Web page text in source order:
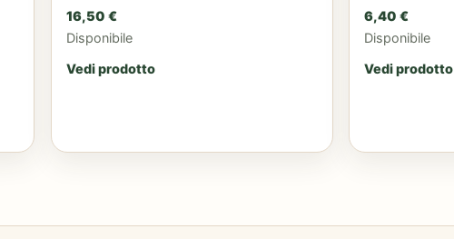
16,50 €
Disponibile
Vedi prodotto
6,40€
Disponibile
Vedi prodotto